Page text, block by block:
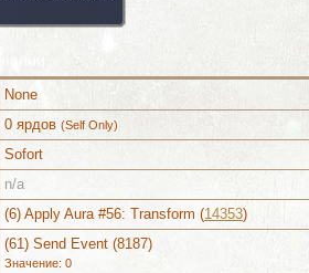
None
0 ярдов (Self Only)
Sofort
n/a
(6) Apply Aura #56: Transform (14353)
(61) Send Event (8187)
Значение: 0
Комментарии